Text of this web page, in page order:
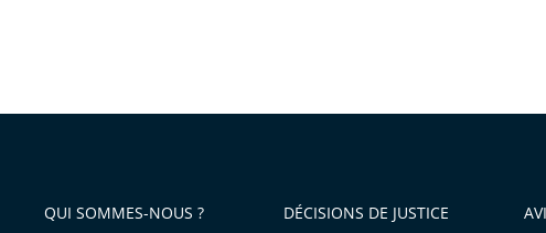
QUI SOMMES-NOUS ? DÉCISIONS DE JUSTICE